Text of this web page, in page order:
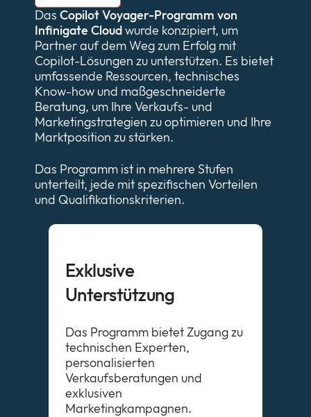
Das Copilot Voyager-Programm von
Infinigate Cloudwurde konzipiert, um
Partner auf dem Weg zum Erfolg mit
Copilot-Lösungen zu unterstützen. Es bietet
umfassende Ressourcen, technisches
Know-how und maßgeschneiderte
Beratung, um Ihre Verkaufs- und
Marketingstrategien zu optimieren und Ihre
Marktposition zu stärken.
Das Programm ist in mehrere Stufen
unterteilt, jede mit spezifischen Vorteilen
und Qualifikationskriterien.
Exklusive
Unterstützung
Das Programm bietet Zugang zu
technischen Experten,
personalisierten
Verkaufsberatungen und
exklusiven
Marketingkampagnen.